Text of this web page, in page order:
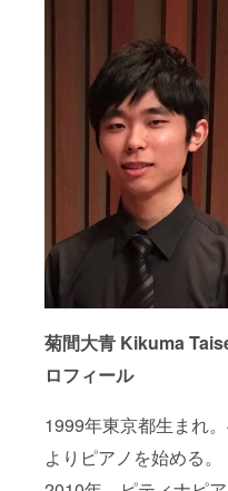
菊間大青 Kikuma
ロフィール
1999年東京都生まれ
よりピアノを始める。